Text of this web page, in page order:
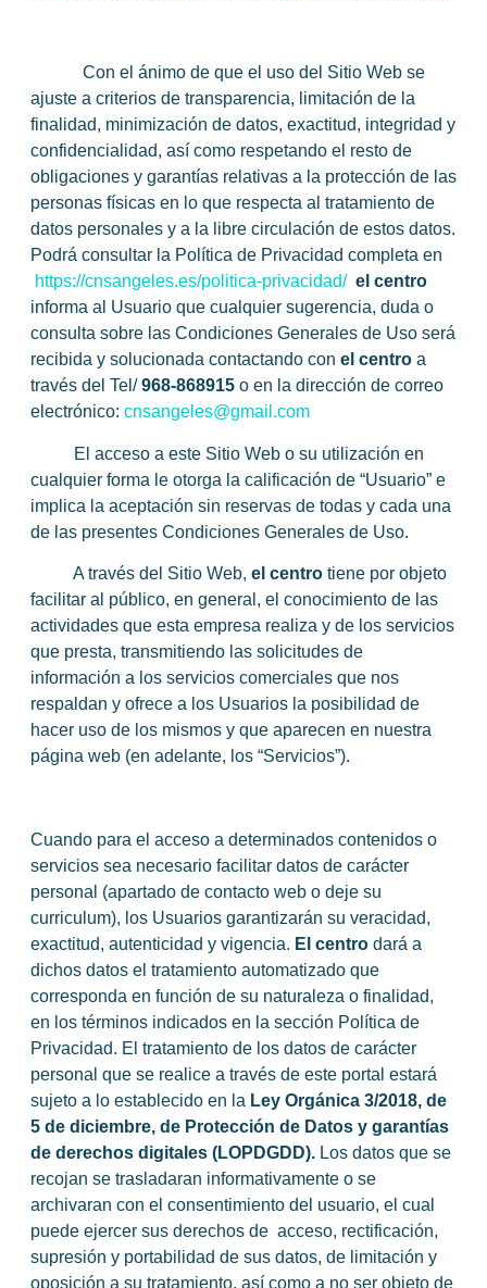
Con el ánimo de que el uso del Sitio Web se
ajuste a criterios de transparencia, limitación de la
finalidad, minimización de datos, exactitud, integridad y
confidencialidad, así como respetando el resto de
obligaciones y garantías relativas a la protección de las
personas físicas en lo que respecta al tratamiento de
datos personales y a la libre circulación de estos datos.
Podrá consultar la Política de Privacidad completa en
https://cnsangeles.es/politica-privacidad/ el centro
informa al Usuario que cualquier sugerencia, duda o
consulta sobre las Condiciones Generales de Uso será
recibida y solucionada contactando con el centroa
través del Tel/968-868915 o en la dirección de correo
electrónico: cnsangeles@gmail.com
El acceso a este Sitio Web o su utilización en
cualquier forma le otorga la calificación de “Usuario” e
implica la aceptación sin reservas de todas y cada una
de las presentes Condiciones Generales de Uso.
A través del Sitio Web, el centrotiene por objeto
facilitar al público, en general, el conocimiento de las
actividades que esta empresa realiza y de los servicios
que presta, transmitiendo las solicitudes de
información a los servicios comerciales que nos
respaldan y ofrece a los Usuarios la posibilidad de
hacer uso de los mismos y que aparecen en nuestra
página web (en adelante, los “Servicios”).
Cuando para el acceso a determinados contenidos o
servicios sea necesario facilitar datos de carácter
personal (apartado de contacto web o deje su
curriculum), los Usuarios garantizarán su veracidad,
exactitud, autenticidad y vigencia. El centrodará a
dichos datos el tratamiento automatizado que
corresponda en función de su naturaleza o finalidad,
en los términos indicados en la sección Política de
Privacidad. El tratamiento de los datos de carácter
personal que se realice a través de este portal estará
sujeto a lo establecido en la Ley Orgánica 3/2018, de
5 de diciembre, de Protección de Datos y garantías
de derechos digitales (LOPDGDD).Los datos que se
recojan se trasladaran informativamente o se
archivaran con el consentimiento del usuario, el cual
puede ejercer sus derechos de acceso, rectificación,
supresión y portabilidad de sus datos, de limitación y
oposición a su tratamiento, así como a no ser objeto de